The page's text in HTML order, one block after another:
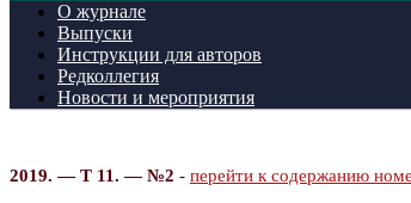
О журнале
Выпуски
Инструкции для авторов
Редколлегия
Новости и мероприятия
2019. — Т 11. — №2 - перейти к содержанию